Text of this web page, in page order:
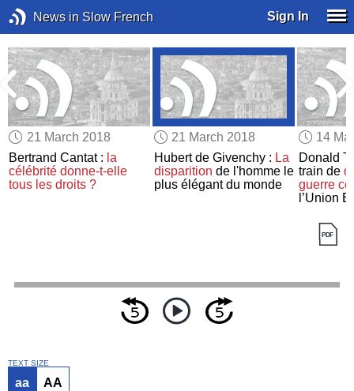
News in Slow French Sign In
21 March 2018
Bertrand Cantat : la
célébrité donne-t-elle
tous les droits ?
21 March 2018
Hubert de Givenchy : La
disparition de l'homme le
plus élégant du monde
14
Donald
train de
guerre
l’Union
TEXT SIZE
aa AA